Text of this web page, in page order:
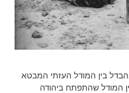
בין המודל העזתי המבטא
המודל שהתפתח ביהודה